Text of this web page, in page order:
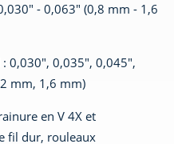
- 0,063" (0,8 mm - 1,6
0,030", 0,035", 0,045",
mm, 1,6 mm)
en V 4X et
fil dur, rouleaux